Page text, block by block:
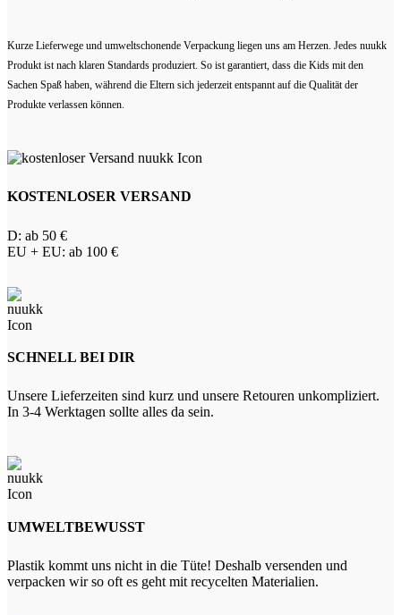
Kurze Lieferwege und umweltschonende Verpackung liegen uns am Herzen. Jedes nuukk
Produkt ist nach klaren Standards produziert. So ist garantiert, dass die Kids mit den
Sachen Spaß haben, während die Eltern sich jederzeit entspannt auf die Qualität der
Produkte verlassen können.
KOSTENLOSER VERSAND
D: ab 50 €
EU + EU: ab 100 €
SCHNELL BEI DIR
Unsere Lieferzeiten sind kurz und unsere Retouren unkompliziert.
In 3-4 Werktagen sollte alles da sein.
UMWELTBEWUSST
Plastik kommt uns nicht in die Tüte! Deshalb versenden und
verpacken wir so oft es geht mit recycelten Materialien.